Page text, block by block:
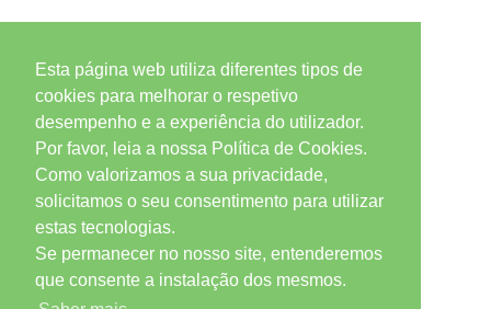
Esta página web utiliza diferentes tipos de
cookies para melhorar o respetivo
desempenho e a experiência do utilizador.
Por favor, leia a nossa Política de Cookies.
Como valorizamos a sua privacidade,
solicitamos o seu consentimento para utilizar
estas tecnologias.
Se permanecer no nosso site, entenderemos
que consente a instalação dos mesmos.